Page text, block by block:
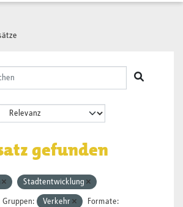
gefunden
Stadtentwicklung
Gruppen: Verkehr Formate: